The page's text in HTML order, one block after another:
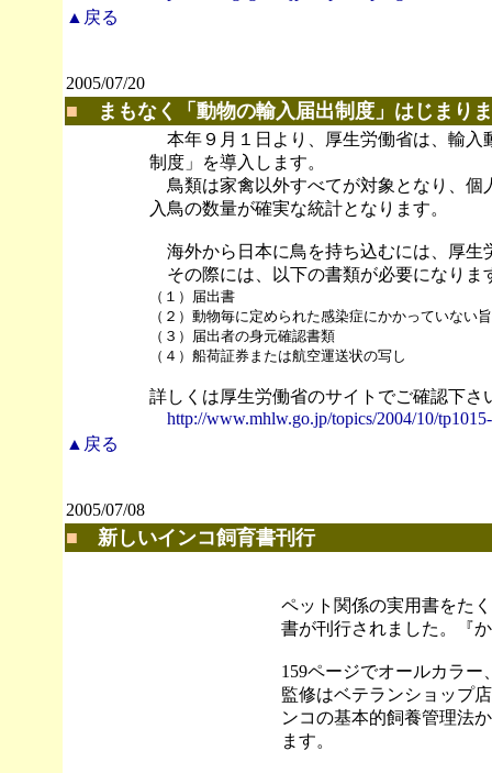
▲戻る
2005/07/20
■ まもなく「動物の輸入届出制度」はじまり
本年９月１日より、厚生労働省は、輸入
制度」を導入します。
鳥類は家禽以外すべてが対象となり、個
入鳥の数量が確実な統計となります。
海外から日本に鳥を持ち込むには、厚生
その際には、以下の書類が必要になりま
（１）届出書
（２）動物毎に定められた感染症にかかっていない
（３）届出者の身元確認書類
（４）船荷証券または航空運送状の写し
詳しくは厚生労働省のサイトでご確認下さ
http://www.mhlw.go.jp/topics/2004/10/
▲戻る
2005/07/08
■ 新しいインコ飼育書刊行
ペット関係の実用書をた
書が刊行されました。『
159ページでオールカラー
監修はベテランショップ
ンコの基本的飼養管理法
ます。